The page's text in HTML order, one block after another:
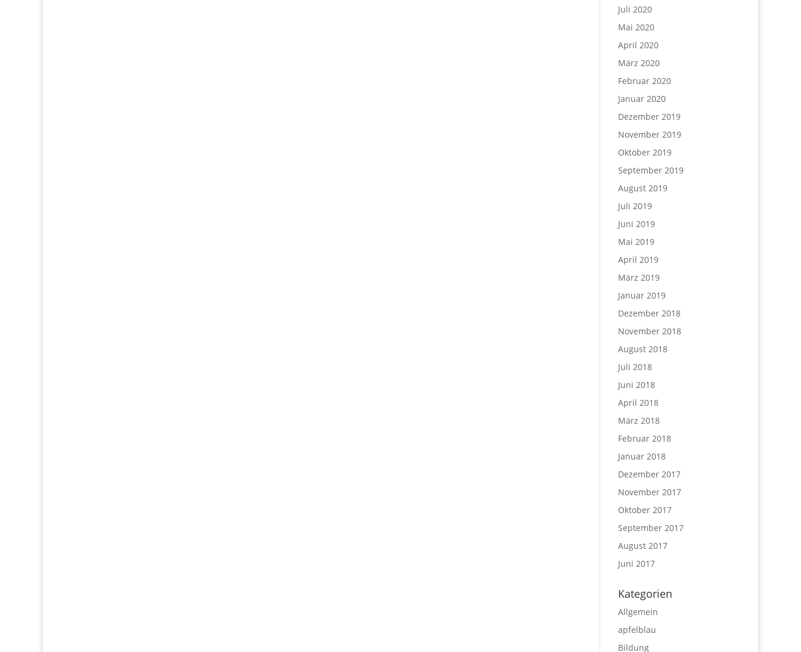
Juli 2020
Mai 2020
April 2020
März 2020
Februar 2020
Januar 2020
Dezember 2019
November 2019
Oktober 2019
September 2019
August 2019
Juli 2019
Juni 2019
Mai 2019
April 2019
März 2019
Januar 2019
Dezember 2018
November 2018
August 2018
Juli 2018
Juni 2018
April 2018
März 2018
Februar 2018
Januar 2018
Dezember 2017
November 2017
Oktober 2017
September 2017
August 2017
Juni 2017
Kategorien
Allgemein
apfelblau
Bildung